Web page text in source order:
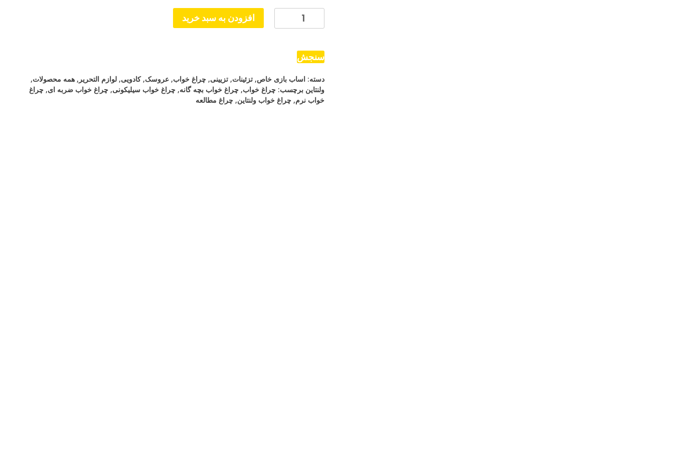
خواب
پاندا
عدد
افزودن به سبد خرید
سنجش
دسته: اساب بازی خاص, تزئینات, تزیینی, چراغ خواب, عروسک,کادویی, لوازم التحریر , همه محصولات,
ولنتاین برچسب: چراغ خواب, چراغ خواب بچه گانه, چراغ خواب سیلیکونی, چراغ خواب ضربه ای, چراغ
خواب نرم, چراغ خواب ولنتاین, چراغ مطالعه